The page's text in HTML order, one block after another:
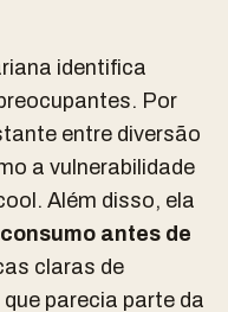
identifica
Por
entre diversão
a vulnerabilidade
Além disso, ela
antes de
claras de
parecia parte da